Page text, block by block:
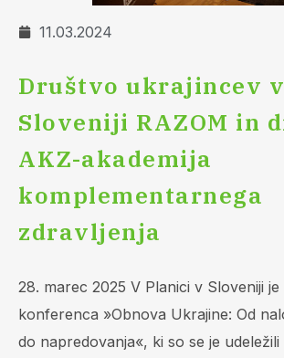
11.03.2024
Društvo ukrajincev v
Sloveniji RAZOM in
AKZ-akademija
komplementarnega
zdravljenja
28. marec 2025 V Planici v Sloveniji
konferenca »Obnova Ukrajine: Od
do napredovanja«, ki so se je